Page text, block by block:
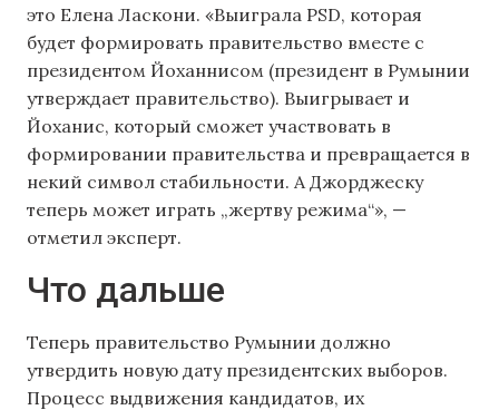
это Елена Ласкони. «Выиграла PSD, которая
будет формировать правительство вместе с
президентом Йоханнисом (президент в Румынии
утверждает правительство). Выигрывает и
Йоханис, который сможет участвовать в
формировании правительства и превращается в
некий символ стабильности. А Джорджеску
теперь может играть „жертву режима“», —
отметил эксперт.
Что дальше
Теперь правительство Румынии должно
утвердить новую дату президентских выборов.
Процесс выдвижения кандидатов, их